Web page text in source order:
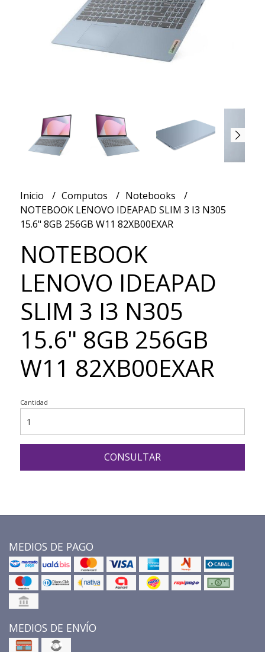
Inicio Computos
Notebooks
NOTEBOOK LENOVO IDEAPAD SLIM 3 I3 N305
15.6" 8GB 256GB W11 82XB00EXAR
NOTEBOOK
LENOVO IDEAPAD
SLIM 3 I3 N305
15.6" 8GB 256GB
W11 82XB00EXAR
Cantidad
CONSULTAR
MEDIOS DE PAGO
MEDIOS DE ENVÍO